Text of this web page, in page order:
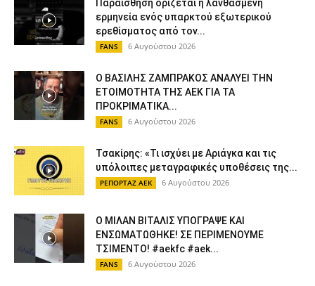
Παραίσθηση ορίζεται η λανθασμένη
ερμηνεία ενός υπαρκτού εξωτερικού
ερεθίσματος από τον...
FANS 6 Αυγούστου 2026
Ο ΒΑΣΙΛΗΣ ΖΑΜΠΡΑΚΟΣ ΑΝΑΛΥΕΙ ΤΗΝ
ΕΤΟΙΜΟΤΗΤΑ ΤΗΣ ΑΕΚ ΓΙΑ ΤΑ
ΠΡΟΚΡΙΜΑΤΙΚΑ...
FANS 6 Αυγούστου 2026
Τσακίρης: «Τι ισχύει με Αριάγκα και τις
υπόλοιπες μεταγραφικές υποθέσεις της...
ΡΕΠΟΡΤΑΖ ΑΕΚ 6 Αυγούστου 2026
Ο ΜΙΛΑΝ ΒΙΤΑΛΙΣ ΥΠΟΓΡΑΨΕ ΚΑΙ
ΕΝΣΩΜΑΤΩΘΗΚΕ! ΣΕ ΠΕΡΙΜΕΝΟΥΜΕ
ΤΣΙΜΕΝΤΟ! #aekfc #aek...
FANS 6 Αυγούστου 2026